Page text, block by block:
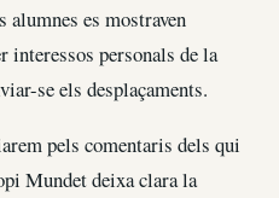
es mostraven
interessos personals de la
se els desplaçaments.
pels comentaris dels qui
Mundet deixa clara la